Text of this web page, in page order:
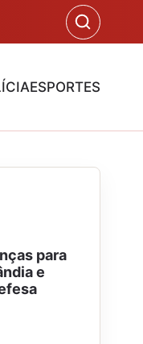
ESPORTES
para
e